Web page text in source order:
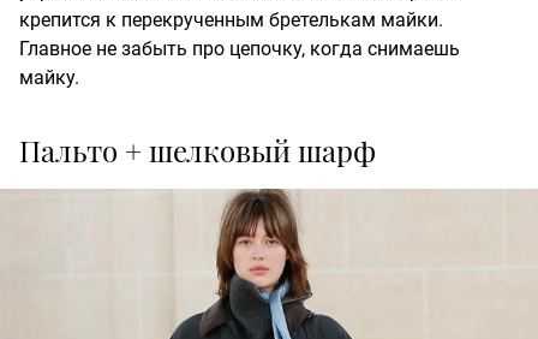
крепится к перекрученным бретелькам майки.
Главное не забыть про цепочку, когда снимаешь
майку.
Пальто + шелковый шарф